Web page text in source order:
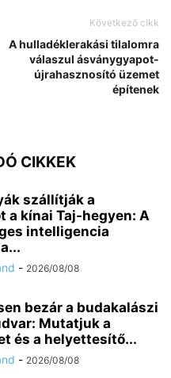
Következő cikk
A hulladéklerakási tilalomra
válaszul ásványgyapot-
újrahasznosító üzemet
építenek
CIKKEK
szállítják a
a kínai Taj-hegyen: A
intelligencia
- 2026/08/08
bezár a budakalászi
Mutatjuk a
és a helyettesítő...
- 2026/08/08